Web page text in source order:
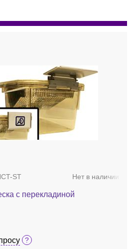
ST Нет в наличии
с перекладиной